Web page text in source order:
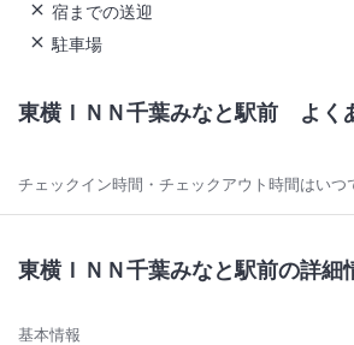
宿までの送迎
駐車場
東横ＩＮＮ千葉みなと駅前 よく
チェックイン時間・チェックアウト時間はいつ
東横ＩＮＮ千葉みなと駅前の詳細
基本情報